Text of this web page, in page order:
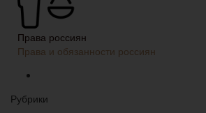
Права россиян
Права и обязанности россиян
Рубрики